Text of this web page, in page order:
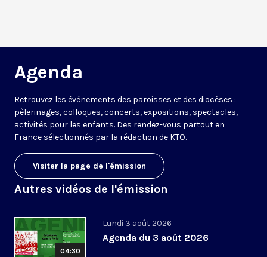
Agenda
Retrouvez les événements des paroisses et des diocèses :
pèlerinages, colloques, concerts, expositions, spectacles,
activités pour les enfants. Des rendez-vous partout en
France sélectionnés par la rédaction de KTO.
Visiter la page de l'émission
Autres vidéos de l'émission
04:30
Lundi 3 août 2026
Agenda du 3 août 2026